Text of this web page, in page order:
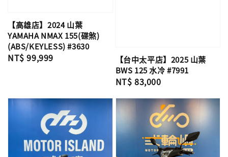
【高雄店】2024 山葉
YAMAHA NMAX 155(碟煞)
(ABS/KEYLESS) #3630
Regular
NT$ 99,999
【台中太平店】2025 山葉
BWS 125 水冷 #7991
Regular
NT$ 83,000